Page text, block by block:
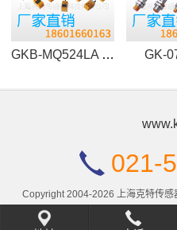
GKB-MQ524LA 接近开关 GK-
021-
Copyright 2004-2026 上海克特传感